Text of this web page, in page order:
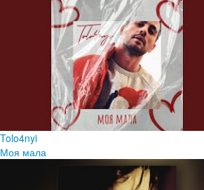
Tolo4nyi
Моя мала